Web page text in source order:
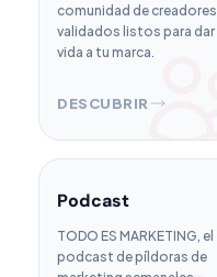
comunidad de creadores
validados listos para dar
vida a tu marca.
DESCUBRIR
Podcast
TODO ES MARKETING, el
podcast de píldoras de